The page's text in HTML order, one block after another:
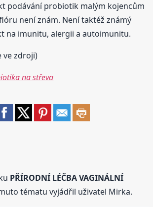
podávání probiotik malým kojencům
není znám. Není taktéž známý
na imunitu, alergii a autoimunitu.
ve zdroji)
na střeva
PŘÍRODNÍ LÉČBA VAGINÁLNÍ
tématu vyjádřil uživatel Mirka.